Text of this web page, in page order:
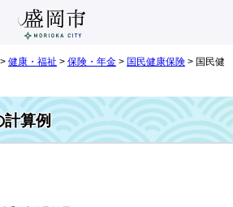
> 健康・福祉 > 保険・年金 > 国民健康保険 > 国民健
計算例